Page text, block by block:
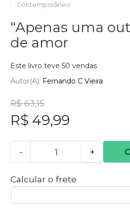
Contemporâneo
"Apenas uma
de amor
Este livro teve 50 vendas
Autor(a): Fernando C Vieira
R$ 63,15
R$ 49,99
- +
Calcular o frete